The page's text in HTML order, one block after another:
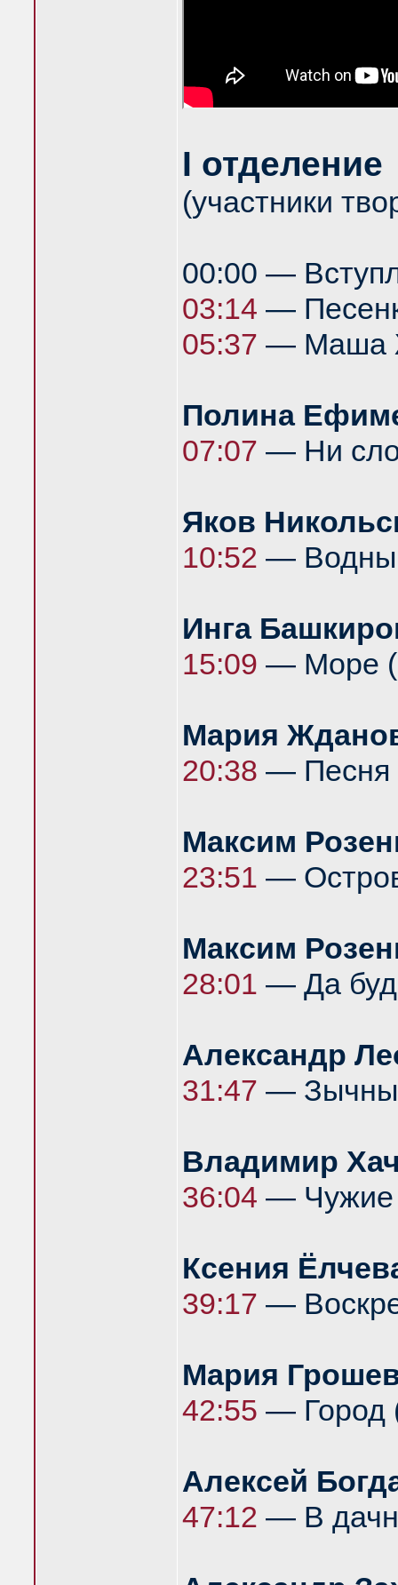
I отделение
(участники
00:00 —
03:14 —
05:37 — Маша
Полина
07:07 — Ни
Яков
10:52 —
Инга
15:09 — Море
Мария
20:38 — Песня
Максим
23:51 —
Максим
28:01 — Да
Александр
31:47 —
Владимир
36:04 — Чужие
Ксения
39:17 —
Мария
42:55 — Город
Алексей
47:12 — В